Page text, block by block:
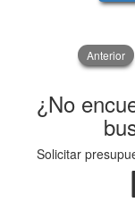
Anterior
¿No
Solicitar